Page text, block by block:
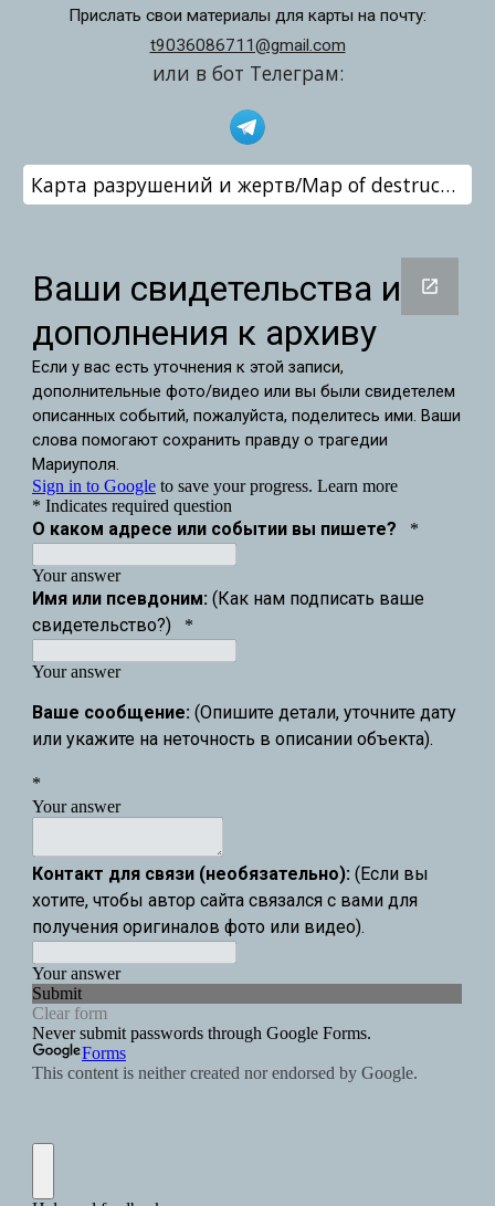
Прислать свои материалы для карты на почту:
t9036086711@gmail.com
или в бот Телеграм:
Карта разрушений и жертв/Map of destruction and victims